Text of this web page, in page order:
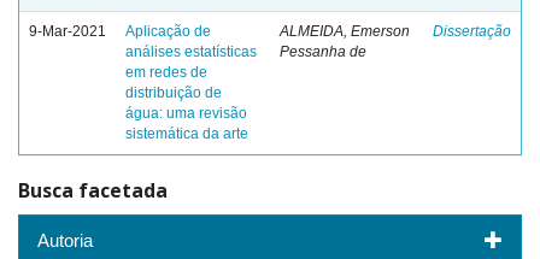
9-Mar-2021
Aplicação de
análises estatísticas
em redes de
distribuição de
água: uma revisão
sistemática da arte
ALMEIDA, Emerson
Pessanha de
Dissertação
Busca facetada
Autoria